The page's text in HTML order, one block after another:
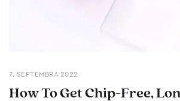
7. SEPTEMBRA 2022
How To Get Chip-Free,